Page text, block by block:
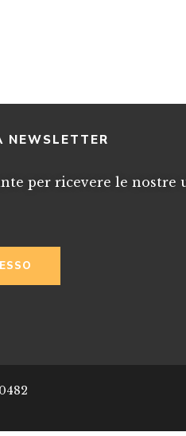
NEWSLETTER
per ricevere le